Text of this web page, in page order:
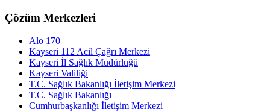
Çözüm Merkezleri
Alo 170
Kayseri 112 Acil Çağrı Merkezi
Kayseri İl Sağlık Müdürlüğü
Kayseri Valiliği
T.C. Sağlık Bakanlığı İletişim Merkezi
T.C. Sağlık Bakanlığı
Cumhurbaşkanlığı İletişim Merkezi